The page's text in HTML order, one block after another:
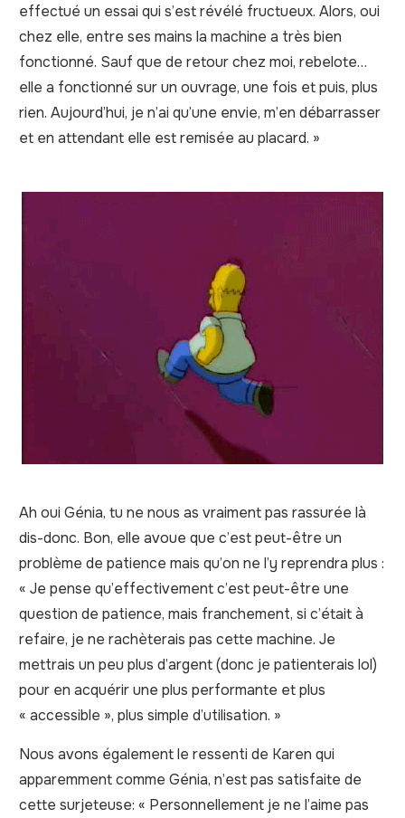
effectué un essai qui s’est révélé fructueux. Alors, oui
chez elle, entre ses mains la machine a très bien
fonctionné. Sauf que de retour chez moi, rebelote…
elle a fonctionné sur un ouvrage, une fois et puis, plus
rien. Aujourd’hui, je n’ai qu’une envie, m’en débarrasser
et en attendant elle est remisée au placard. »
Ah oui Génia, tu ne nous as vraiment pas rassurée là
dis-donc. Bon, elle avoue que c’est peut-être un
problème de patience mais qu’on ne l’y reprendra plus :
« Je pense qu’effectivement c’est peut-être une
question de patience, mais franchement, si c’était à
refaire, je ne rachèterais pas cette machine. Je
mettrais un peu plus d’argent (donc je patienterais lol)
pour en acquérir une plus performante et plus
« accessible », plus simple d’utilisation. »
Nous avons également le ressenti de Karen qui
apparemment comme Génia, n’est pas satisfaite de
cette surjeteuse: « Personnellement je ne l’aime pas